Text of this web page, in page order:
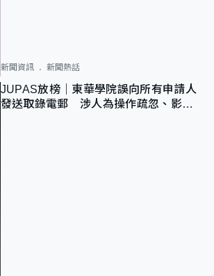
新聞資訊 新聞熱話
JUPAS放榜｜東華學院誤向所有申請人
發送取錄電郵 涉人為操作疏忽、影響